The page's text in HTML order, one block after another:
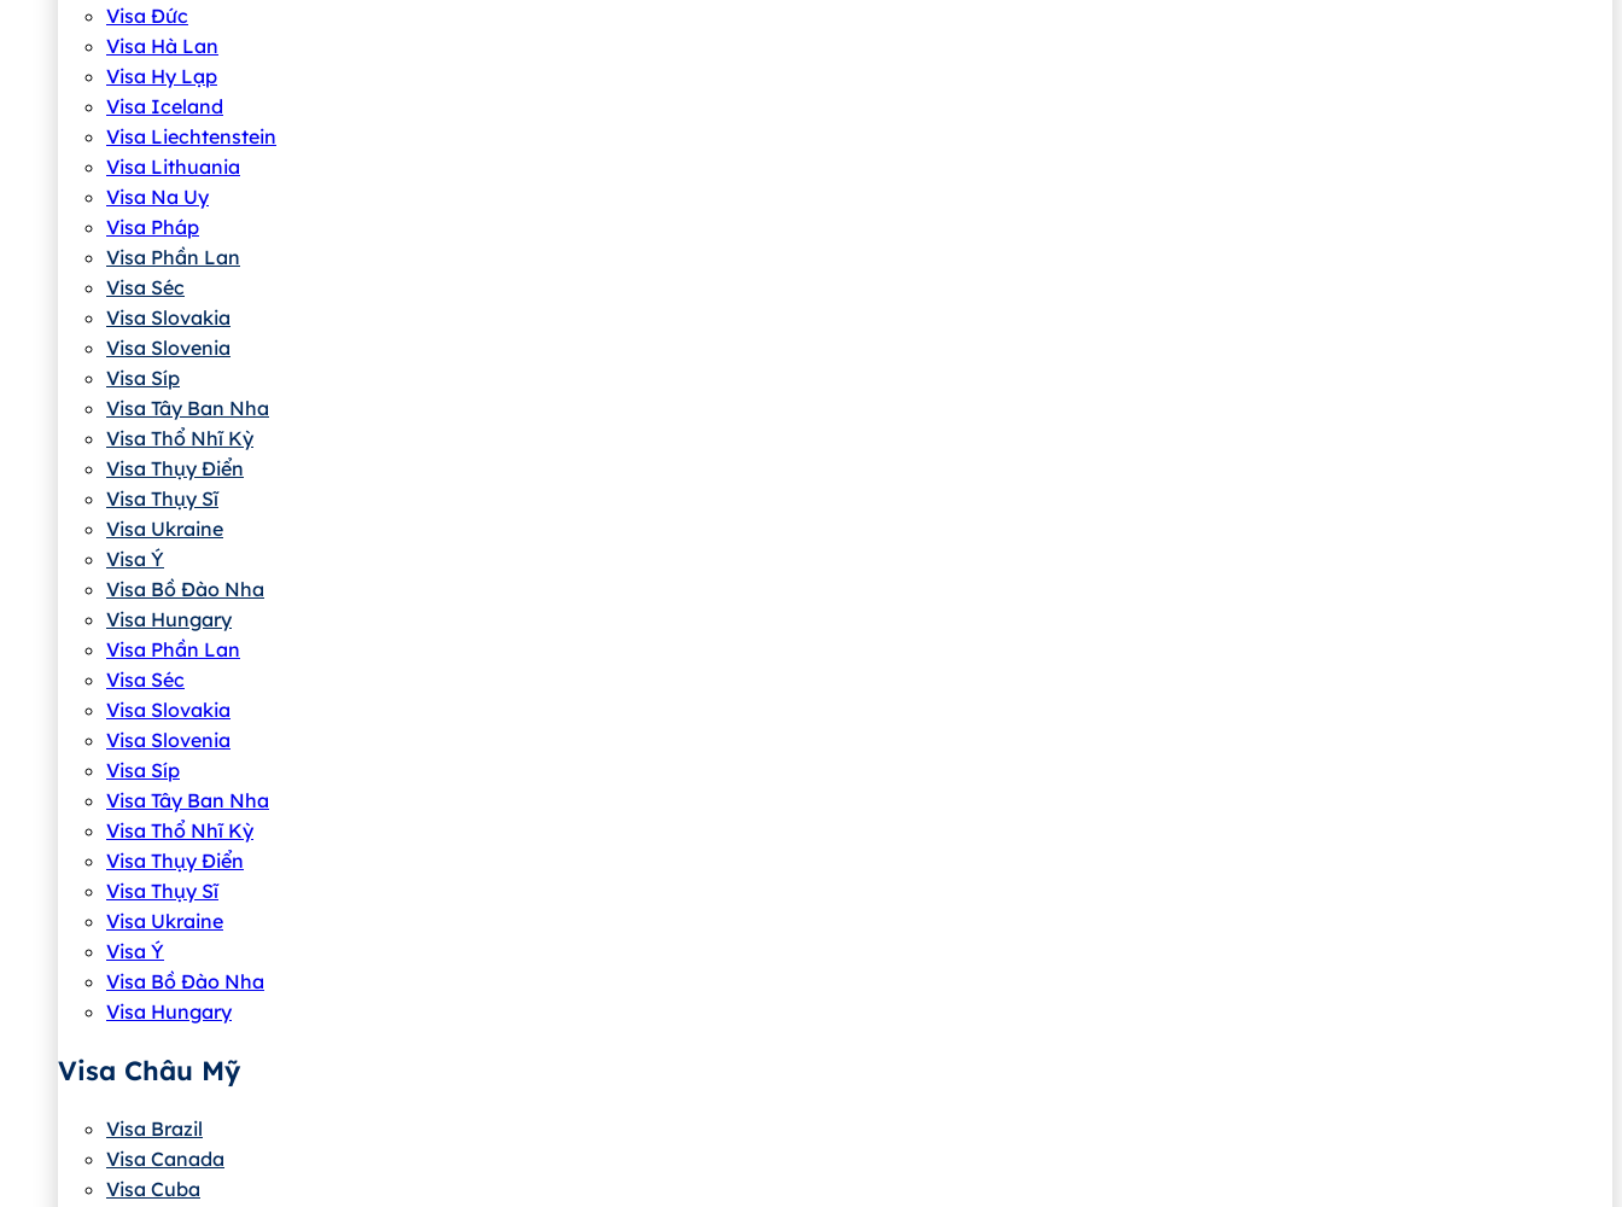
Visa Đức
Visa Hà Lan
Visa Hy Lạp
Visa Iceland
Visa Liechtenstein
Visa Lithuania
Visa Na Uy
Visa Pháp
Visa Phần Lan
Visa Séc
Visa Slovakia
Visa Slovenia
Visa Síp
Visa Tây Ban Nha
Visa Thổ Nhĩ Kỳ
Visa Thụy Điển
Visa Thụy Sĩ
Visa Ukraine
Visa Ý
Visa Bồ Đào Nha
Visa Hungary
Visa Phần Lan
Visa Séc
Visa Slovakia
Visa Slovenia
Visa Síp
Visa Tây Ban Nha
Visa Thổ Nhĩ Kỳ
Visa Thụy Điển
Visa Thụy Sĩ
Visa Ukraine
Visa Ý
Visa Bồ Đào Nha
Visa Hungary
Visa Châu Mỹ
Visa Brazil
Visa Canada
Visa Cuba